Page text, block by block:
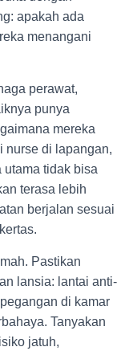
apakah ada
menangani
perawat,
punya
mereka
nurse di lapangan,
utama tidak bisa
terasa lebih
berjalan sesuai
Pastikan
lansia: lantai anti-
di kamar
Tanyakan
jatuh,